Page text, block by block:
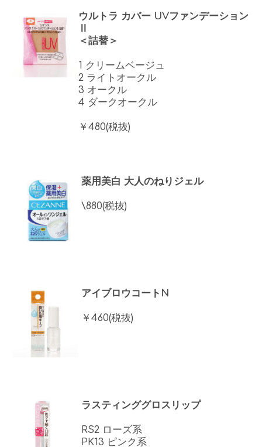
ウルトラ カバー UVファンデーション
＜詰替＞
1 クリームベージュ
2 ライトオークル
3 オークル
4 ダークオークル
￥480(税抜)
薬用美白 大人のねりジェル
\880(税抜)
アイブロウコートN
￥460(税抜)
ラスティンググロスリップ
RS2 ローズ系
PK13 ピンク系